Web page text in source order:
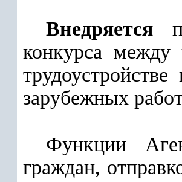
Внедряется
конкурса между
зарубежных
Функции
граждан,